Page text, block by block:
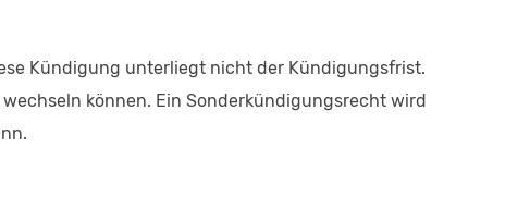
Kündigung unterliegt nicht der Kündigungsfrist.
können. Ein Sonderkündigungsrecht wird